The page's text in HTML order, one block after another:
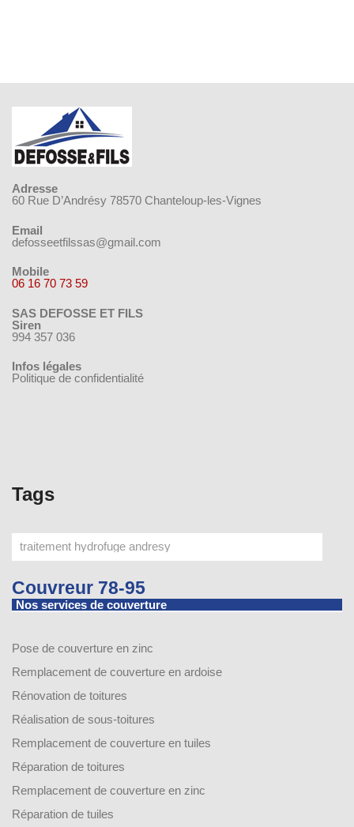
Adresse
60 Rue D’Andrésy 78570 Chanteloup-les-Vignes
Email
defosseetfilssas@gmail.com
Mobile
06 16 70 73 59
SAS DEFOSSE ET FILS
Siren
994 357 036
Infos légales
Politique de confidentialité
Tags
Couvreur 78-95
Nos services de couverture
Pose de couverture en zinc
Remplacement de couverture en ardoise
Rénovation de toitures
Réalisation de sous-toitures
Remplacement de couverture en tuiles
Réparation de toitures
Remplacement de couverture en zinc
Réparation de tuiles